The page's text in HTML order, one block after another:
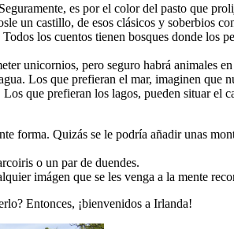
es por el color del pasto que
un castillo, de esos clásicos y soberbios
los cuentos tienen bosques donde
unicornios, pero seguro habrá animales
Los que prefieran el mar, imaginen
que prefieran los lagos, pueden situar el
forma. Quizás se le podría añadir unas
o un par de duendes.
imágen que se les venga a la mente
Entonces, ¡bienvenidos a Irlanda!